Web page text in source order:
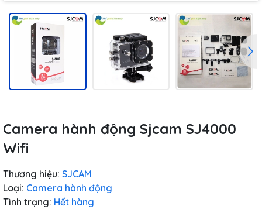
Camera hành động Sjcam SJ4000
Wifi
Thương hiệu: SJCAM
Loại: Camera hành động
Tình trạng: Hết hàng